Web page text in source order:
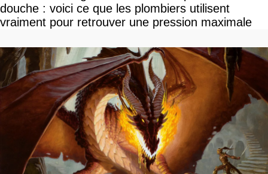
douche : voici ce que les plombiers utilisent
vraiment pour retrouver une pression maximale